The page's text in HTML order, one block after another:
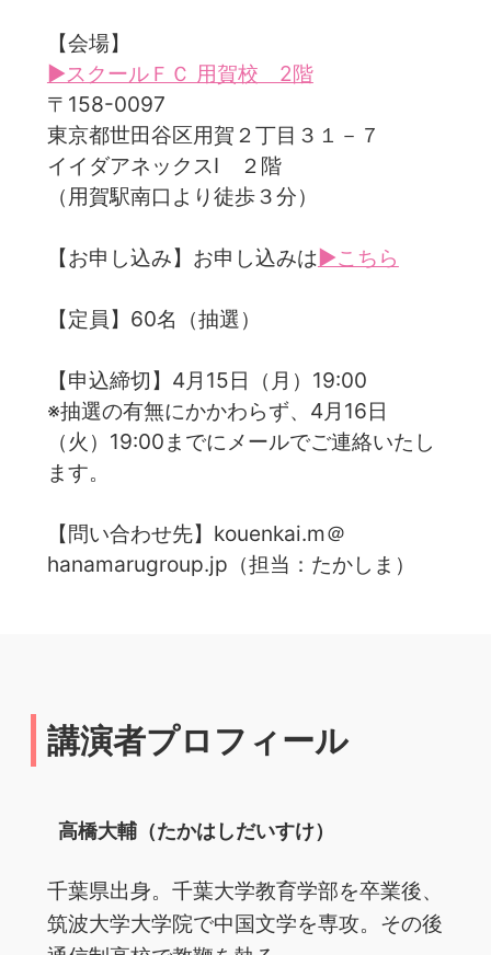
【会場】
▶スクールＦＣ 用賀校 2階
〒158-0097
東京都世田谷区用賀２丁目３１－７
イイダアネックスⅠ ２階
（用賀駅南口より徒歩３分）
【お申し込み】お申し込みは▶こちら
【定員】60名（抽選）
【申込締切】4月15日（月）19:00
※抽選の有無にかかわらず、4月16日
（火）19:00までにメールでご連絡いたし
ます。
【問い合わせ先】kouenkai.m＠
hanamarugroup.jp（担当：たかしま）
講演者プロフィール
高橋大輔（たかはしだいすけ）
千葉県出身。千葉大学教育学部を卒業後、
筑波大学大学院で中国文学を専攻。その後